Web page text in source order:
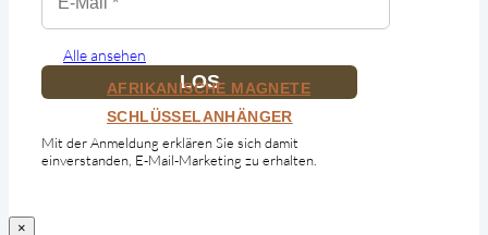
Alle ansehen
AFRIKANISCHE MAGNETE
SCHLÜSSELANHÄNGER
LOS
Mit der Anmeldung erklären Sie sich damit
einverstanden, E-Mail-Marketing zu erhalten.
×